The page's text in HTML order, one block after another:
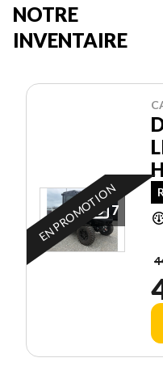
NOTRE
INVENTAIRE
7
EN PROMOTION